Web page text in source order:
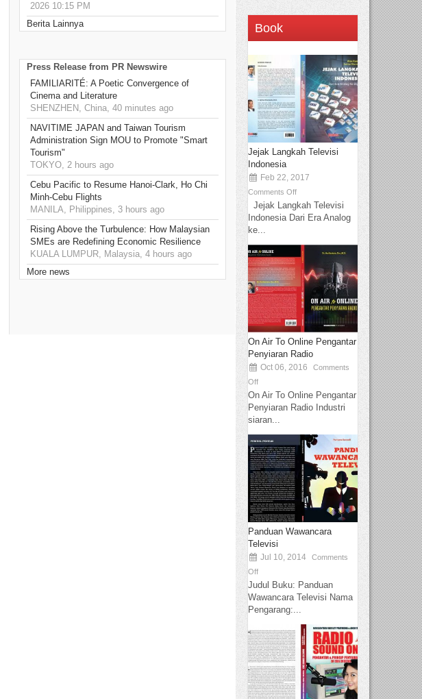
2026 10:15 PM
Berita Lainnya
Press Release from PR Newswire
FAMILIARITÉ: A Poetic Convergence of
Cinema and Literature
SHENZHEN, China, 40 minutes ago
NAVITIME JAPAN and Taiwan Tourism
Administration Sign MOU to Promote "Smart
Tourism"
TOKYO, 2 hours ago
Cebu Pacific to Resume Hanoi-Clark, Ho Chi
Minh-Cebu Flights
MANILA, Philippines, 3 hours ago
Rising Above the Turbulence: How Malaysian
SMEs are Redefining Economic Resilience
KUALA LUMPUR, Malaysia, 4 hours ago
More news
Book
Jejak Langkah Televisi
Indonesia
Feb 22, 2017
Comments Off
Jejak Langkah Televisi
Indonesia Dari Era Analog
ke...
On Air To Online Pengantar
Penyiaran Radio
Oct 06, 2016
Comments
Off
On Air To Online Pengantar
Penyiaran Radio Industri
siaran...
Panduan Wawancara
Televisi
Jul 10, 2014
Comments
Off
Judul Buku: Panduan
Wawancara Televisi Nama
Pengarang:...